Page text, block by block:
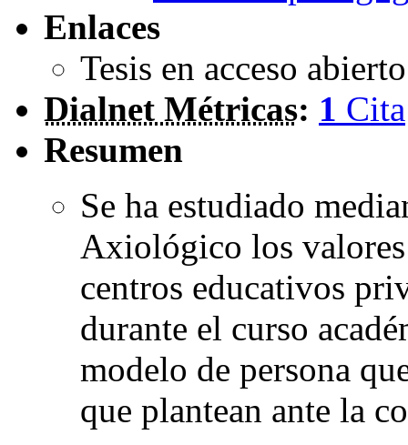
Enlaces
Tesis en acceso
Dialnet Métricas: 1 Cita
Resumen
Se ha estudiado
Axiológico los
centros educativos
durante el curso
modelo de persona
que plantean ante la